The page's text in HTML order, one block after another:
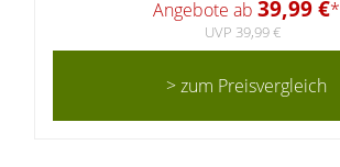
Angebote ab 39,99 €*
UVP 39,99 €
> zum Preisvergleich